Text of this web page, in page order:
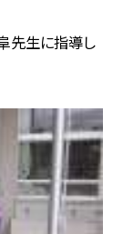
先生に指導し